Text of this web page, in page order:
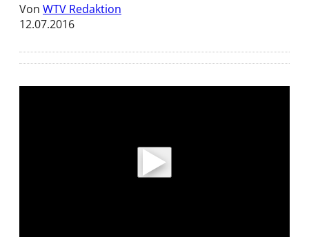
Von WTV Redaktion
12.07.2016
Daten an Youtube übertragen.
Hinweise dazu erhalten Sie in der